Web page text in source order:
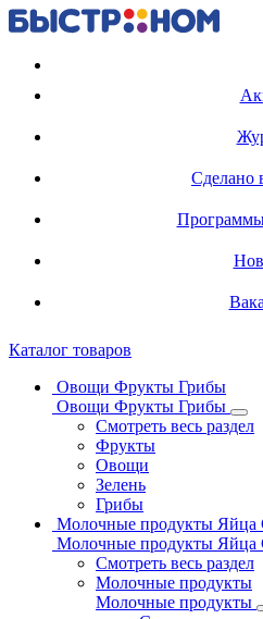
Сделано
Каталог товаров
Овощи Фрукты Грибы
Овощи Фрукты Грибы
Смотреть весь раздел
Фрукты
Овощи
Зелень
Грибы
Молочные продукты
Молочные продукты
Смотреть весь раздел
Молочные продукты
Молочные продукты